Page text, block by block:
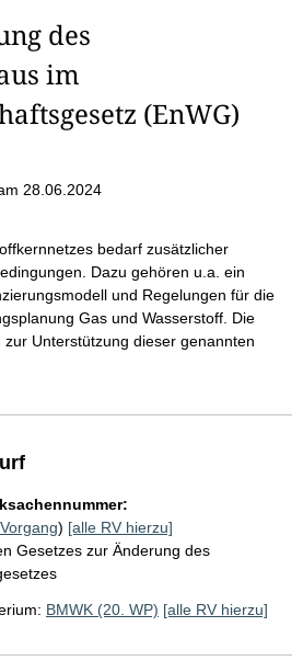
des
im
(EnWG)
28.06.2024
bedarf zusätzlicher
Dazu gehören u.a. ein
und Regelungen für die
Gas und Wasserstoff. Die
Unterstützung dieser genannten
Vorgang) [alle RV hierzu]
Gesetzes zur Änderung des
BMWK (20. WP) [alle RV hierzu]